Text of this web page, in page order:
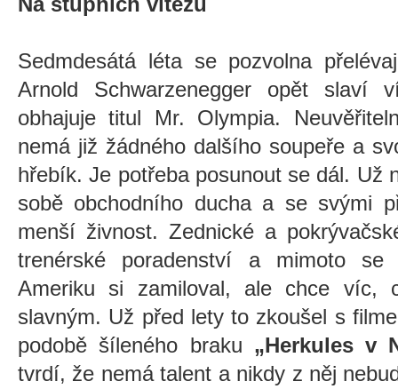
Sedmdesátá léta se pozvolna
Arnold Schwarzenegger opět slaví
obhajuje titul Mr. Olympia.
nemá již žádného dalšího soupeře a
hřebík. Je potřeba posunout se dál. Už
sobě obchodního ducha a se svými
menší živnost. Zednické a
trenérské poradenství a mimoto
Ameriku si zamiloval, ale chce víc,
slavným. Už před lety to zkoušel s
podobě šíleného braku „Herkules v
tvrdí, že nemá talent a nikdy z něj